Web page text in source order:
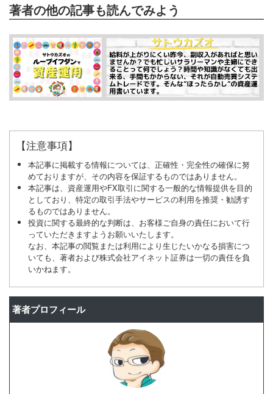
著者の他の記事も読んでみよう
【注意事項】
本記事に掲載する情報については、正確性・完全性の確保に努
めておりますが、その内容を保証するものではありません。
本記事は、資産運用やFX取引に関する一般的な情報提供を目的
としており、特定の取引手法やサービスの利用を推奨・勧誘す
るものではありません。
投資に関する最終的な判断は、お客様ご自身の責任において行
っていただきますようお願いいたします。
なお、本記事の閲覧または利用により生じたいかなる損害につ
いても、著者および株式会社アイネット証券は一切の責任を負
いかねます。
著者プロフィール